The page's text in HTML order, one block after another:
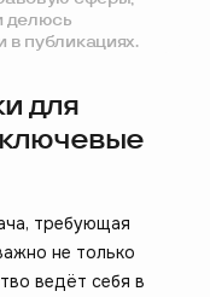
для
требующая
не только
ведёт себя в
делюсь
публикациях.